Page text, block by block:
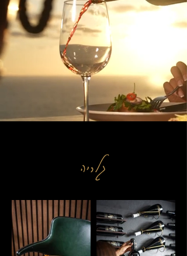
גלריה